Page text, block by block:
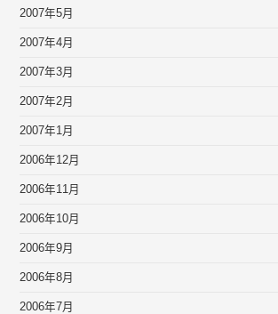
2007年5月
2007年4月
2007年3月
2007年2月
2007年1月
2006年12月
2006年11月
2006年10月
2006年9月
2006年8月
2006年7月